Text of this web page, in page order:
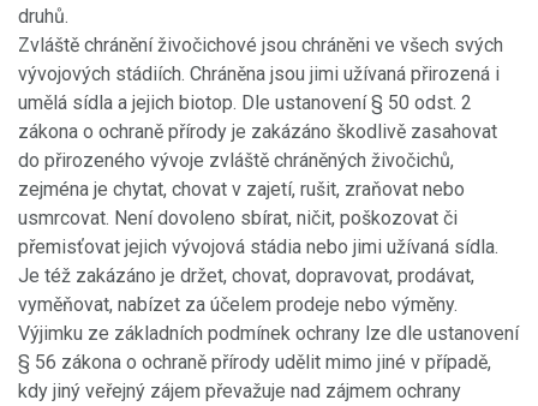
druhů.
Zvláště chránění živočichové jsou chráněni ve všech svých
vývojových stádiích. Chráněna jsou jimi užívaná přirozená i
umělá sídla a jejich biotop. Dle ustanovení § 50 odst. 2
zákona o ochraně přírody je zakázáno škodlivě zasahovat
do přirozeného vývoje zvláště chráněných živočichů,
zejména je chytat, chovat v zajetí, rušit, zraňovat nebo
usmrcovat. Není dovoleno sbírat, ničit, poškozovat či
přemisťovat jejich vývojová stádia nebo jimi užívaná sídla.
Je též zakázáno je držet, chovat, dopravovat, prodávat,
vyměňovat, nabízet za účelem prodeje nebo výměny.
Výjimku ze základních podmínek ochrany lze dle ustanovení
§ 56 zákona o ochraně přírody udělit mimo jiné v případě,
kdy jiný veřejný zájem převažuje nad zájmem ochrany